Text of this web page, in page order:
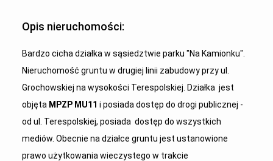
Opis nieruchomości:
Bardzo cicha działka w sąsiedztwie parku "Na Kamionku".
Nieruchomość gruntu w drugiej linii zabudowy przy ul.
Grochowskiej na wysokości Terespolskiej. Działka jest
objęta MPZP MU11 i posiada dostęp do drogi publicznej -
od ul. Terespolskiej, posiada dostęp do wszystkich
mediów. Obecnie na działce gruntu jest ustanowione
prawo użytkowania wieczystego w trakcie